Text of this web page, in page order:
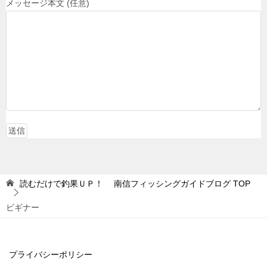
メッセージ本文 (任意)
読むだけで釣果ＵＰ！ 南信フィッシングガイドブログ TOP
ビギナー
プライバシーポリシー